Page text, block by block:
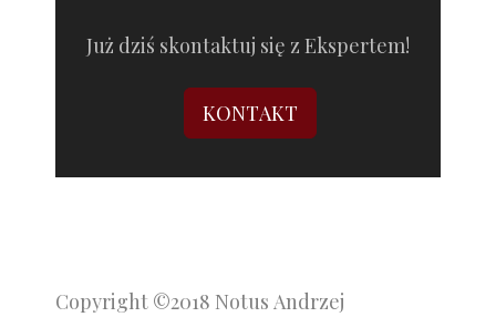
Już dziś skontaktuj się z Ekspertem!
KONTAKT
Copyright ©2018 Notus Andrzej